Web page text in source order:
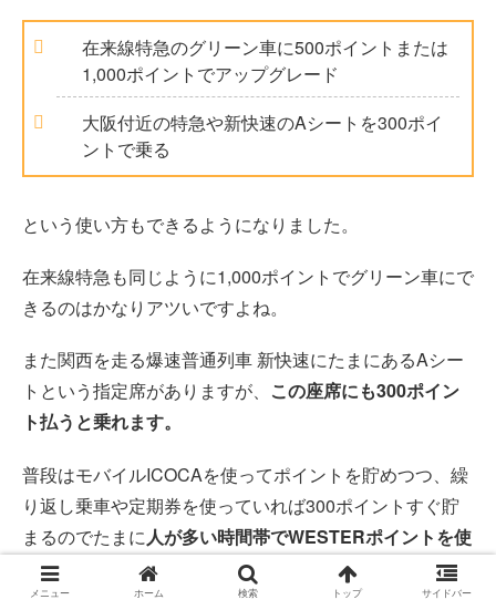
在来線特急のグリーン車に500ポイントまたは
1,000ポイントでアップグレード
大阪付近の特急や新快速のAシートを300ポイ
ントで乗る
という使い方もできるようになりました。
在来線特急も同じように1,000ポイントでグリーン車にで
きるのはかなりアツいですよね。
また関西を走る爆速普通列車 新快速にたまにあるAシー
トという指定席がありますが、 この座席にも300ポイン
ト払うと乗れます。
普段はモバイルICOCAを使ってポイントを貯めつつ、繰
り返し乗車や定期券を使っていれば300ポイントすぐ貯
まるのでたまに 人が多い時間帯でWESTERポイントを使
ってAシートに乗る
ってのもよさそうですよね。
メニュー ホーム 検索 トップ サイドバー